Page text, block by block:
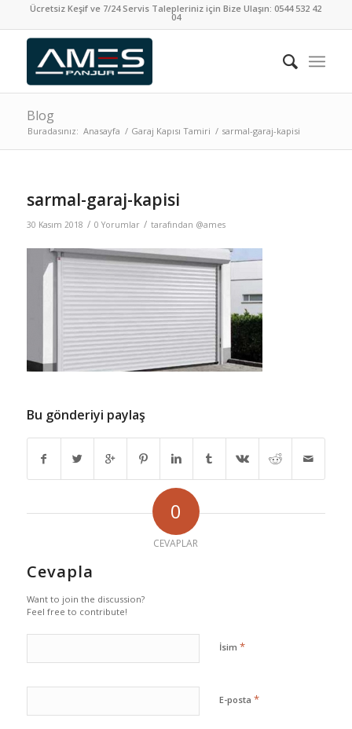
Ücretsiz Keşif ve 7/24 Servis Talepleriniz için Bize Ulaşın:0544 532 42
04
Blog
Buradasınız: Anasayfa / Garaj Kapısı Tamiri / sarmal-garaj-kapisi
sarmal-garaj-kapisi
30 Kasım 2018 / 0 Yorumlar / tarafından @ames
Bu gönderiyi paylaş
0
CEVAPLAR
Cevapla
Want to join the discussion?
Feel free to contribute!
İsim *
E-posta *